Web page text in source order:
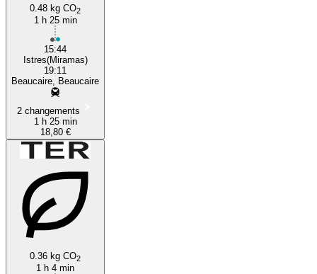
0.48 kg CO2
1 h 25 min
15:44
Istres(Miramas)
19:11
Beaucaire, Beaucaire
2 changements
1 h 25 min
18,80 €
0.36 kg CO2
1 h 4 min